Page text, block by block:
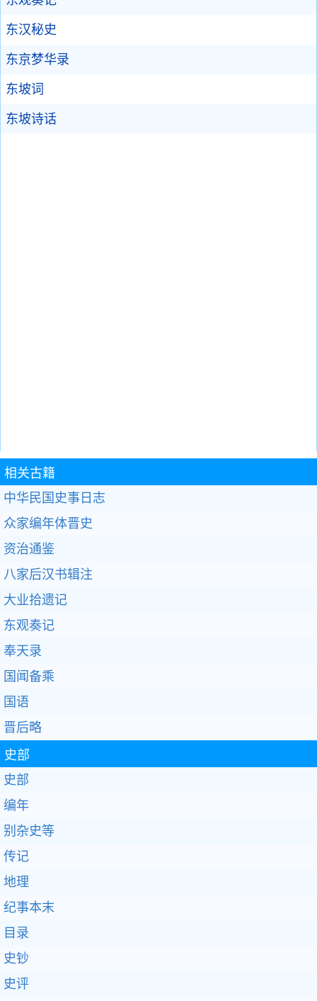
东汉秘史
东京梦华录
东坡词
东坡诗话
相关古籍
中华民国史事日志
众家编年体晋史
资治通鉴
八家后汉书辑注
大业拾遗记
东观奏记
奉天录
国闻备乘
国语
晋后略
史部
史部
编年
别杂史等
传记
地理
纪事本末
目录
史钞
史评